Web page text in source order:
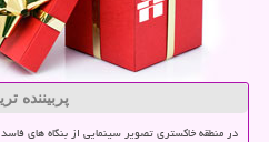
پربیننده
در منطقه خاکستری تصویر سینمایی از بنگاه های